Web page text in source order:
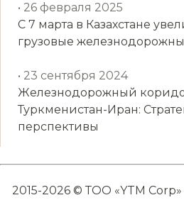
• 26 февраля 2025
С 7 марта в Казахстане
грузовые
• 23 сентября 2024
Железнодорожный
Туркменистан-Иран:
перспективы
2015-2026 © ТОО «YTM